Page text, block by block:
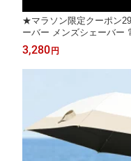
★マラソン限定クーポン
ーバー メンズシェーバー
動髭剃り 電気カミソリ 男
3枚刃 ロック機能 IPX7防
3,280円